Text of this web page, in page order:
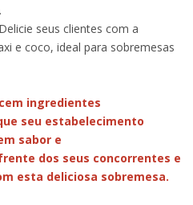
Delicie seus clientes com a
e coco, ideal para sobremesas
ingredientes
seu estabelecimento
sabor e
dos seus concorrentes e
esta deliciosa sobremesa.